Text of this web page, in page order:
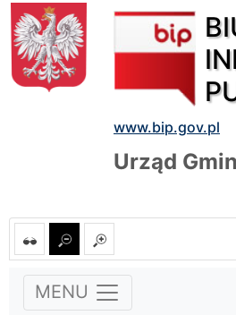
www.bip.gov.pl
Urząd
MENU